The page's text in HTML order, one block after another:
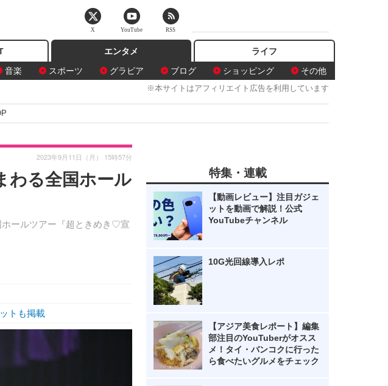
エンタメ
音楽 スポーツ グラビア ブログ ショッピング その他
ライフ
※本サイトはアフィリエイト広告を利用しています
わる全国ホール
ールツアー『超ときめき♡宣
2023年9月11日（月） 15時57分
トも掲載
特集・連載
【動画レビュー】注目ガジェ
ットを動画で解説！公式
YouTubeチャンネル
10G光回線導入レポ
【アジア美食レポート】編集
部注目のYouTuberがオスス
メ！タイ・バンコクに行った
ら食べたいグルメをチェック
X YouTube RSS